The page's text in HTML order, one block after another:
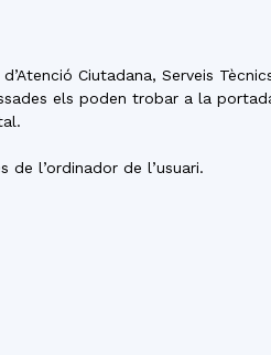
Ciutadana, Serveis
els poden trobar a la
l’ordinador de l’usuari.